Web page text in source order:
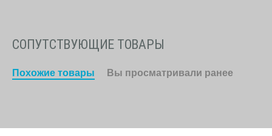
СОПУТСТВУЮЩИЕ ТОВАРЫ
Похожие товары Вы просматривали ранее